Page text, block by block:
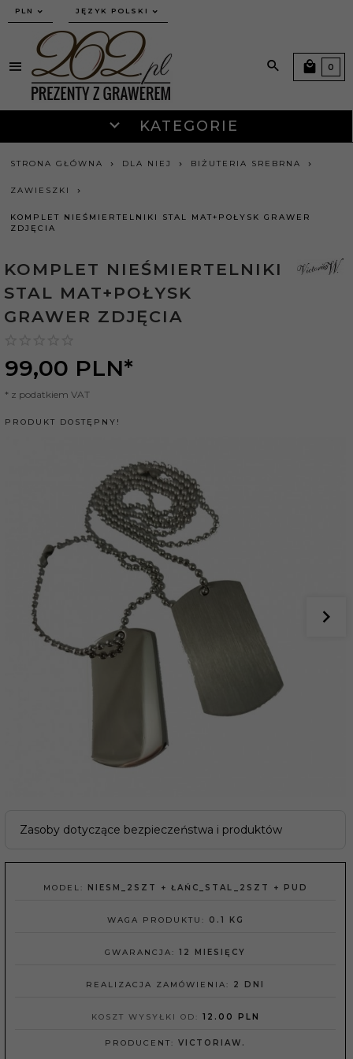
currency_h
PLN JĘZYK POLSKI
KATEGORIE
0
STRONA GŁÓWNA DLA NIEJ BIŻUTERIA SREBRNA
ZAWIESZKI
KOMPLET NIEŚMIERTELNIKI STAL MAT+POŁYSK GRAWER
ZDJĘCIA
KOMPLET NIEŚMIERTELNIKI
STAL MAT+POŁYSK
GRAWER ZDJĘCIA
99,00 PLN*
* z podatkiem VAT
PRODUKT DOSTĘPNY!
Zasoby dotyczące bezpieczeństwa i produktów
MODEL: NIESM_2SZT + ŁAŃC_STAL_2SZT + PUD
WAGA PRODUKTU: 0.1 KG
GWARANCJA: 12 MIESIĘCY
REALIZACJA ZAMÓWIENIA: 2 DNI
KOSZT WYSYŁKI OD: 12.00 PLN
PRODUCENT: VICTORIAW.